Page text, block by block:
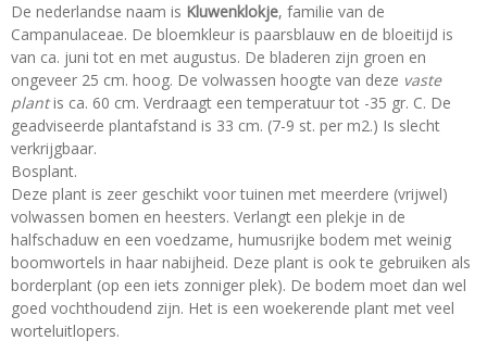
De nederlandse naam is Kluwenklokje, familie van de
Campanulaceae. De bloemkleur is paarsblauw en de bloeitijd is
van ca. juni tot en met augustus. De bladeren zijn groen en
ongeveer 25 cm. hoog. De volwassen hoogte van deze vaste
plantis ca. 60 cm. Verdraagt een temperatuur tot -35 gr. C. De
geadviseerde plantafstand is 33 cm. (7-9 st. per m2.) Is slecht
verkrijgbaar.
Bosplant.
Deze plant is zeer geschikt voor tuinen met meerdere (vrijwel)
volwassen bomen en heesters. Verlangt een plekje in de
halfschaduw en een voedzame, humusrijke bodem met weinig
boomwortels in haar nabijheid. Deze plant is ook te gebruiken als
borderplant (op een iets zonniger plek). De bodem moet dan wel
goed vochthoudend zijn. Het is een woekerende plant met veel
worteluitlopers.